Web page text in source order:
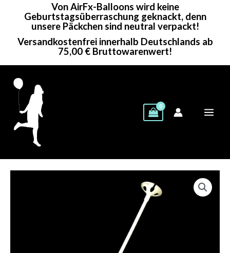
Von AirFx-Balloons wird keine
Geburtstagsüberraschung geknackt, denn
unsere Päckchen sind neutral verpackt!
Versandkostenfrei innerhalb Deutschlands ab
75,00 € Bruttowarenwert!